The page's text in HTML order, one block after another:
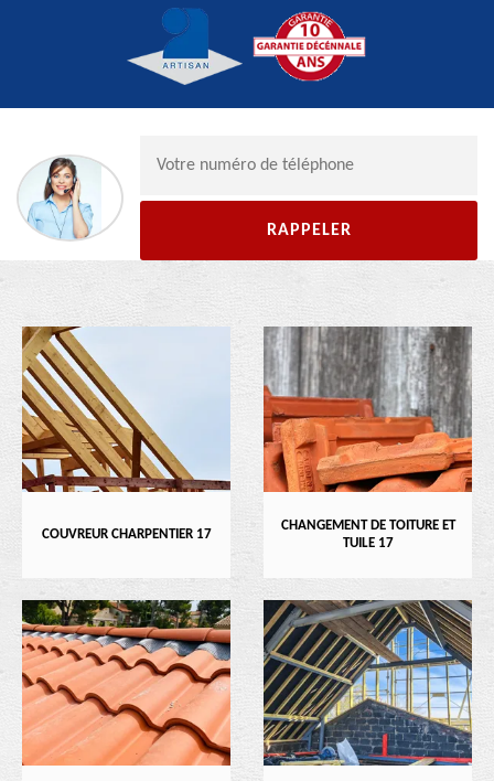
COUVREUR CHARPENTIER 17
CHANGEMENT DE TOITURE ET
TUILE 17